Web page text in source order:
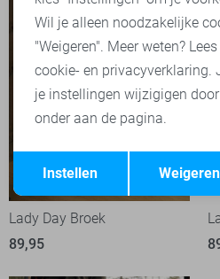
Lady Day Broek
89,95
Terug
Wil je alleen noodzakelijke
"Weigeren". Meer weten? Lees
cookie- en privacyverklaring.
je instellingen wijzigigen
onder aan de pagina.
Weigeren
Instellen